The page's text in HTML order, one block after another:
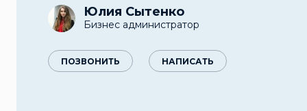
Юлия Сытенко
Бизнес администратор
ПОЗВОНИТЬ НАПИСАТЬ